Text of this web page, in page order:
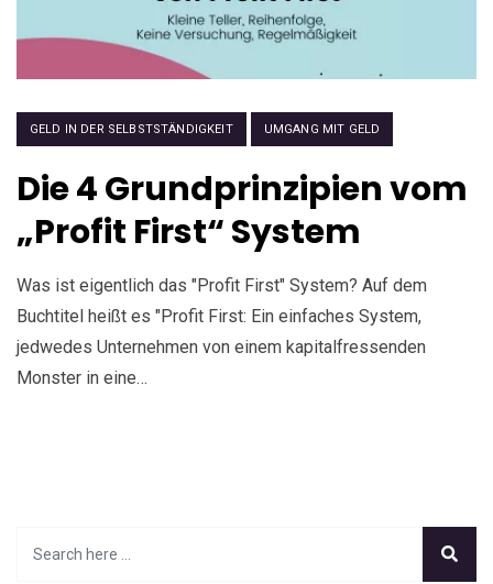
GELD IN DER SELBSTSTÄNDIGKEIT UMGANG MIT GELD
Die 4 Grundprinzipien vom
„Profit First“ System
Was ist eigentlich das "Profit First" System? Auf dem
Buchtitel heißt es "Profit First: Ein einfaches System,
jedwedes Unternehmen von einem kapitalfressenden
Monster in eine…